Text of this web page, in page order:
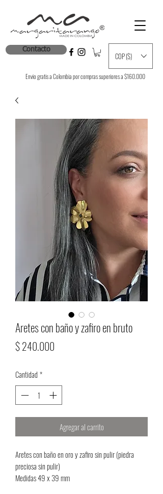
Contacto
COP ($)
Envio gratis a Colombia por compras superiores a $160.000
Aretes con baño y zafiro en bruto
$ 240.000
Cantidad *
Agregar al carrito
Aretes con baño en oro y zafiro sin pulir (piedra
preciosa sin pulir)
Medidas 49 x 39 mm